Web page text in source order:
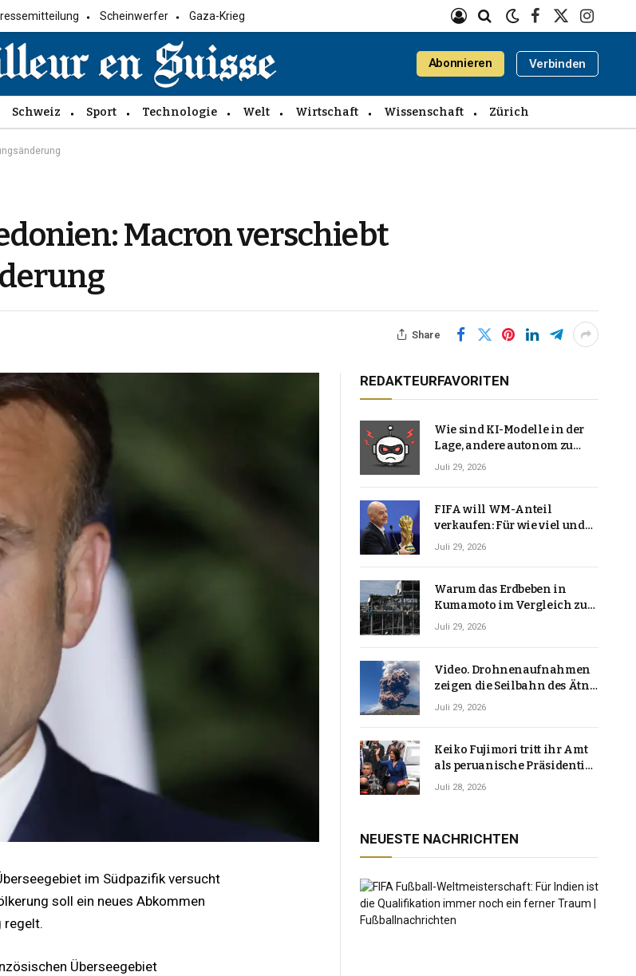
Scheinwerfer Gaza-Krieg
Facebook
X
Abonnieren Verbinden
Schweiz Sport Technologie Welt Wirtschaft Wissenschaft Zürich
Macron verschiebt
Share
im Südpazifik versucht
soll ein neues Abkommen
regelt.
Überseegebiet
REDAKTEURFAVORITEN
Wie sind KI-Modelle in der
Lage, andere autonom zu
hacken? | Technologie-News
Juli 29, 2026
FIFA will WM-Anteil
verkaufen: Für wie viel und
warum macht Gianni
Juli 29, 2026
Warum das Erdbeben in
Kumamoto im Vergleich zu
den meisten Erdbeben, die
Juli 29, 2026
Video. Drohnenaufnahmen
zeigen die Seilbahn des Ätna
über einer Vulkanlandschaft
Juli 29, 2026
Keiko Fujimori tritt ihr Amt
als peruanische Präsidentin
an und verspricht, das
Juli 28, 2026
NEUESTE NACHRICHTEN